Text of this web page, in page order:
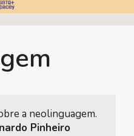
a neolinguagem.
Pinheiro